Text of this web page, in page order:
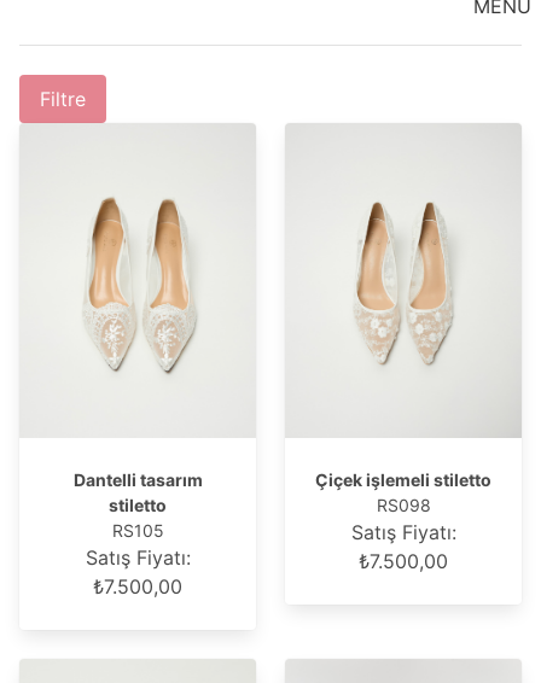
MENÜ
Filtre
Dantelli tasarım
stiletto
RS105
Satış Fiyatı:
₺7.500,00
Çiçek işlemeli stiletto
RS098
Satış Fiyatı:
₺7.500,00